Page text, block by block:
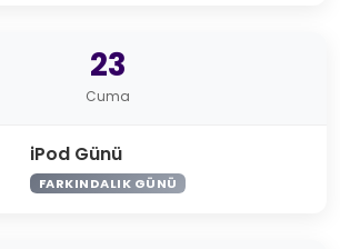
23
Cuma
iPod Günü
FARKINDALIK GÜNÜ